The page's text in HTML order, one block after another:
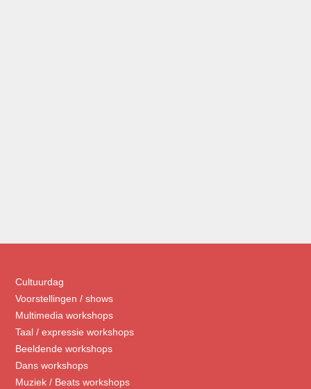
Cultuurdag
Voorstellingen / shows
Multimedia workshops
Taal / expressie workshops
Beeldende workshops
Dans workshops
Muziek / Beats workshops